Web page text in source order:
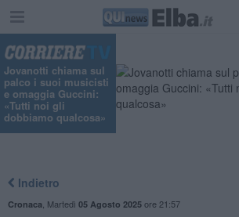
Jovanotti chiama sul
palco i suoi musicisti
e omaggia Guccini:
«Tutti noi gli
dobbiamo qualcosa»
Indietro
Cronaca Martedì 05 Agosto 2025ore 21:57